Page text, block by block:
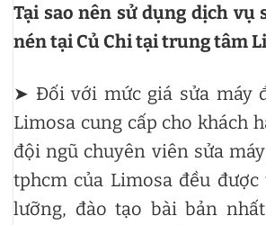
Tại sao nên sử dụng dịch vụ
nén tại Củ Chi tại trung tâm
➤ Đối với mức giá sửa máy
Limosa cung cấp cho khách
đội ngũ chuyên viên sửa
tphcm của Limosa đều
lưỡng, đào tạo bài bản